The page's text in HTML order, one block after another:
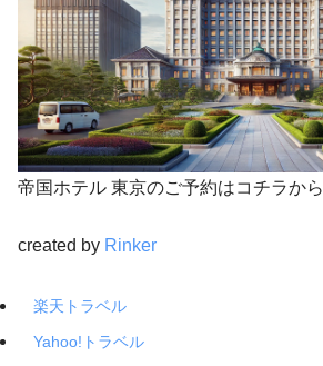
帝国ホテル 東京のご予約はコチラから
created by Rinker
楽天トラベル
Yahoo!トラベル